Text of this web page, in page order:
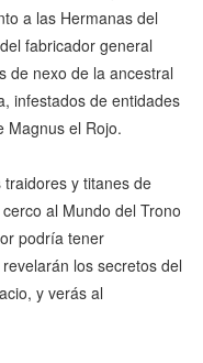
a las Hermanas del
fabricador general
de nexo de la ancestral
infestados de entidades
Magnus el Rojo.
y titanes de
al Mundo del Trono
podría tener
los secretos del
y verás al